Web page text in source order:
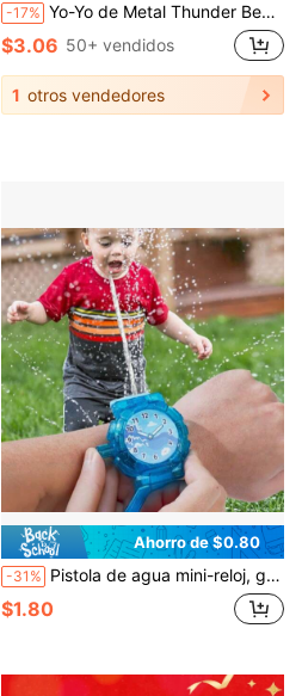
-17% Yo-Yo de Metal Thunder Beast King - Retorno Automático - Una Bola Multifuncional para Malabares y Deportes, Adecuada para Actividades al Aire Libre de Adolescentes. Ideal para Principiantes para Entrenar la Coordinación Mano-Ojo, la Coordinación Corporal y las Habilidades de Control. También Adecuada como Regalo para Actividades al Aire Libre, Entusiastas de Deportes Extremos y Entrenamiento de Fitness.
$3.06 50+ vendidos
1 otros vendedores
Ahorro de $0.80
-31% Pistola de agua mini-reloj, gran capacidad de almacenamiento de agua, rociado a larga distancia, ataque furtivo en receso, juguetes de viaje, juguetes de agua para fiesta en la piscina, juguetes de azúcar, accesorios de piscina, juguetes de piscina, juguetes de piscina para volver a la escuela.
$1.80